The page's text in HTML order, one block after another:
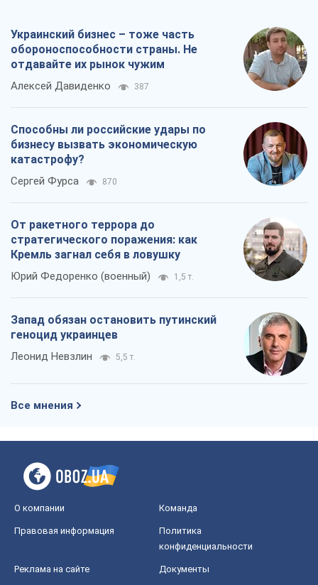
Украинский бизнес – тоже часть
обороноспособности страны. Не
отдавайте их рынок чужим
Алексей Давиденко 387
Способны ли российские удары по
бизнесу вызвать экономическую
катастрофу?
Сергей Фурса 870
От ракетного террора до
стратегического поражения: как
Кремль загнал себя в ловушку
Юрий Федоренко (военный) 1,5 т.
Запад обязан остановить путинский
геноцид украинцев
Леонид Невзлин 5,5 т.
Все мнения
О компании Команда
Правовая информация
Политика
конфиденциальности
Реклама на сайте Документы